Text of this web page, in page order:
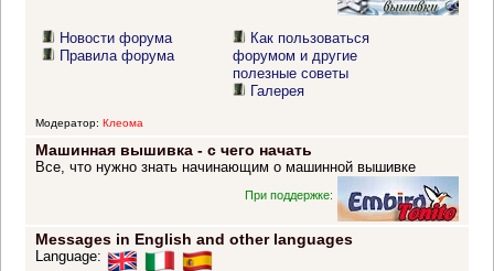
Новости форума
Правила форума
Как пользоваться
форумом и другие
полезные советы
Галерея
Модератор: Клеома
Машинная вышивка - с чего начать
Все, что нужно знать начинающим о машинной вышивке
При поддержке:
Messages in English and other languages
Language: